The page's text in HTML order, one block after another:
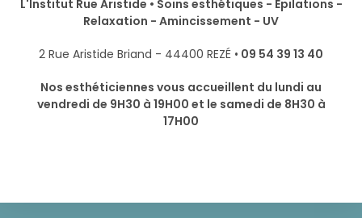
L'Institut Rue Aristide • Soins esthétiques - Épilations -
Relaxation - Amincissement - UV
2 Rue Aristide Briand - 44400 REZÉ • 09 54 39 13 40
Nos esthéticiennes vous accueillent du lundi au
vendredi de 9H30 à 19H00 et le samedi de 8H30 à
17H00